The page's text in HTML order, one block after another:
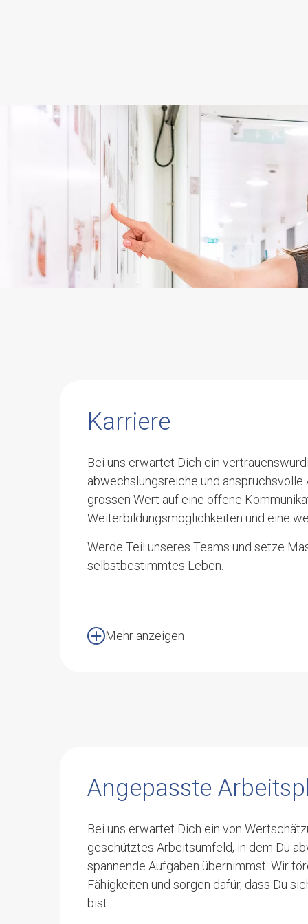
Karriere
Bei uns erwartet Dich ein
abwechslungsreiche und anspruchsvolle
grossen Wert auf eine offene
Weiterbildungsmöglichkeiten und eine
Werde Teil unseres Teams und setze
selbstbestimmtes Leben.
Lehrstellen
FACHPERSON BETEILIGUNG 80 - 100 %
KOCH/KÖCHIN EFZ 50 - 80 %
Zentrale Dienste
Mehr anzeigen
Angepasste
Bei uns erwartet Dich ein von
geschütztes Arbeitsumfeld, in dem Du
spannende Aufgaben übernimmst. Wir
Fähigkeiten und sorgen dafür, dass Du
bist.